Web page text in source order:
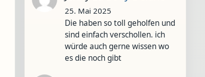
25. Mai 2025
Die haben so toll geholfen und
sind einfach verschollen. ich
würde auch gerne wissen wo
es die noch gibt